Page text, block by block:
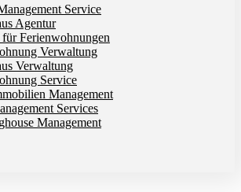
Service
Agentur
Ferienwohnungen
Verwaltung
Verwaltung
Service
Management
Services
Management